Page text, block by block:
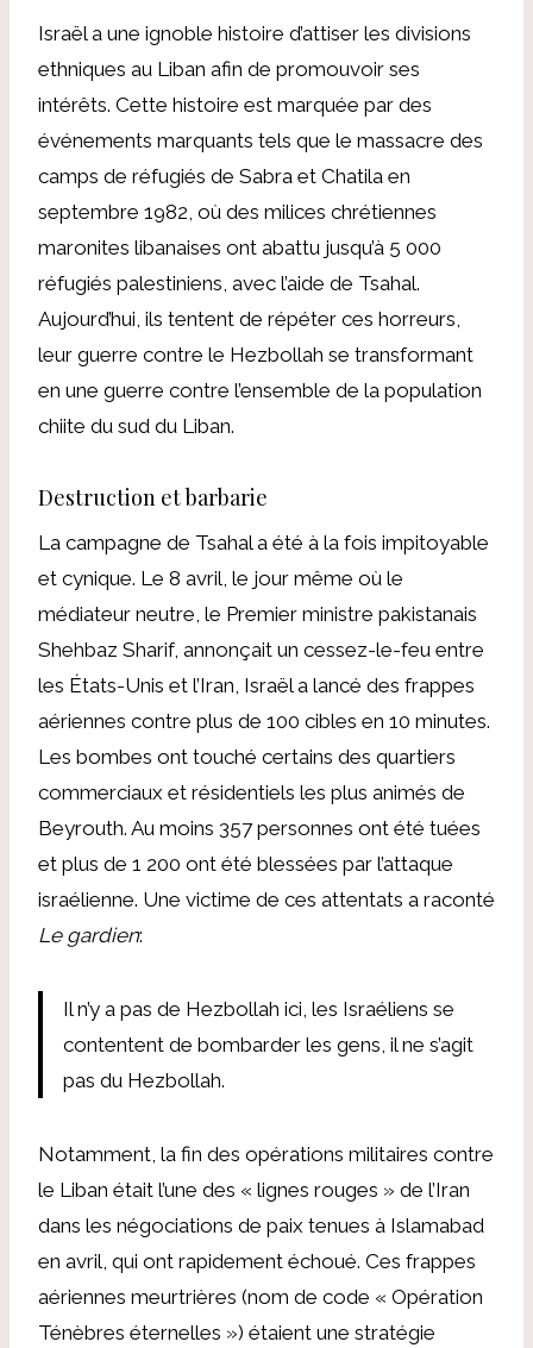
Israël a une ignoble histoire d’attiser les divisions
ethniques au Liban afin de promouvoir ses
intérêts. Cette histoire est marquée par des
événements marquants tels que le massacre des
camps de réfugiés de Sabra et Chatila en
septembre 1982, où des milices chrétiennes
maronites libanaises ont abattu jusqu’à 5 000
réfugiés palestiniens, avec l’aide de Tsahal.
Aujourd’hui, ils tentent de répéter ces horreurs,
leur guerre contre le Hezbollah se transformant
en une guerre contre l’ensemble de la population
chiite du sud du Liban.
Destruction et barbarie
La campagne de Tsahal a été à la fois impitoyable
et cynique. Le 8 avril, le jour même où le
médiateur neutre, le Premier ministre pakistanais
Shehbaz Sharif, annonçait un cessez-le-feu entre
les États-Unis et l’Iran, Israël a lancé des frappes
aériennes contre plus de 100 cibles en 10 minutes.
Les bombes ont touché certains des quartiers
commerciaux et résidentiels les plus animés de
Beyrouth. Au moins 357 personnes ont été tuées
et plus de 1 200 ont été blessées par l’attaque
israélienne. Une victime de ces attentats a raconté
Le gardien:
Il n’y a pas de Hezbollah ici, les Israéliens se
contentent de bombarder les gens, il ne s’agit
pas du Hezbollah.
Notamment, la fin des opérations militaires contre
le Liban était l’une des « lignes rouges » de l’Iran
dans les négociations de paix tenues à Islamabad
en avril, qui ont rapidement échoué. Ces frappes
aériennes meurtrières (nom de code « Opération
Ténèbres éternelles ») étaient une stratégie